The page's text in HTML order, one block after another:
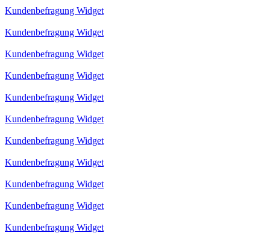
Kundenbefragung Widget
Kundenbefragung Widget
Kundenbefragung Widget
Kundenbefragung Widget
Kundenbefragung Widget
Kundenbefragung Widget
Kundenbefragung Widget
Kundenbefragung Widget
Kundenbefragung Widget
Kundenbefragung Widget
Kundenbefragung Widget